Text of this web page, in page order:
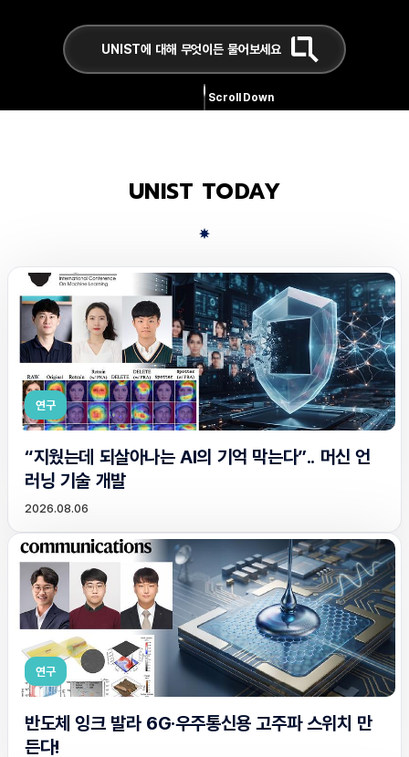
Scroll Down
UNIST TODAY
연구
“지웠는데 되살아나는 AI의 기억 막는다”.. 머신 언
러닝 기술 개발
2026.08.06
연구
반도체 잉크 발라 6G·우주통신용 고주파 스위치 만
든다!